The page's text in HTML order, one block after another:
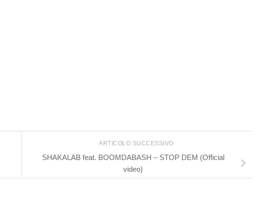
ARTICOLO SUCCESSIVO
SHAKALAB feat. BOOMDABASH – STOP DEM (Official
video)